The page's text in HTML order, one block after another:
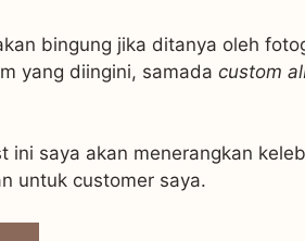
bingung jika ditanya oleh
yang diingini, samada custom
ini saya akan menerangkan
untuk customer saya.